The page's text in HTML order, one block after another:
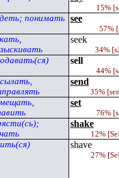
15%
понимать see
57%
seek
34% [
sell
44%
send
35%
set
76%
shake
12%
shave
27% [